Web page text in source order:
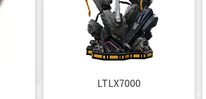
LTLX7000